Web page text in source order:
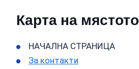
Карта на мястото
НАЧАЛНА СТРАНИЦА
За контакти